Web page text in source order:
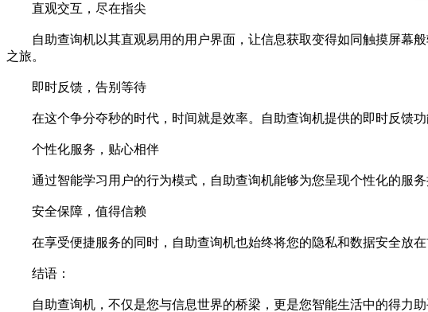
直观交互，尽在指尖
自助查询机以其直观易用的用户界面，让信息获取变得如同触摸屏幕般
之旅。
即时反馈，告别等待
在这个争分夺秒的时代，时间就是效率。自助查询机提供的即时反馈功
个性化服务，贴心相伴
通过智能学习用户的行为模式，自助查询机能够为您呈现个性化的服务
安全保障，值得信赖
在享受便捷服务的同时，自助查询机也始终将您的隐私和数据安全放在
结语：
自助查询机，不仅是您与信息世界的桥梁，更是您智能生活中的得力助